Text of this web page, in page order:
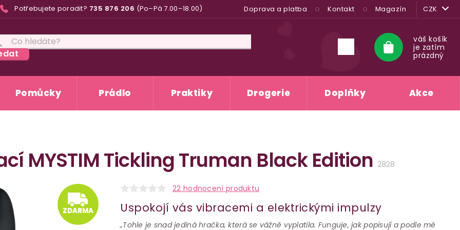
Potřebujete poradit? 735 876 206 (Po–Pá 7.00–18.00) Doprava a platba Kontakt Magazín CZK
Nákupní
košík
váš košík
je zatím
prázdný
Pomůcky Prádlo Praktiky Drogerie Doplňky Akce
MYSTIM Tickling Truman Black Edition 2828
ZDARMA
ZDARMA
22 hodnocení produktu
Uspokojí vás vibracemi a elektrickými impulzy
„Tohle je snad jediná hračka, která se vážně vyplatila. Funguje, jak popisují a podle mé